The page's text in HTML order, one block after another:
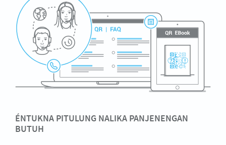
ÉNTUKNA PITULUNG NALIKA PANJENENGAN
BUTUH